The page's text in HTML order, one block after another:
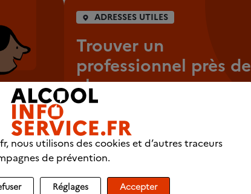
ADRESSES UTILES
Trouver un
professionnel près de
chez vous
consommer est souvent nécessaire.
Commencer ma recherche
nous utilisons des cookies et d’autres traceurs
de prévention.
Réglages Accepter